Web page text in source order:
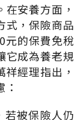
安養方面，
式，保險商品
元的保費免稅
它成為養老規
經理指出，
若被保險人仍